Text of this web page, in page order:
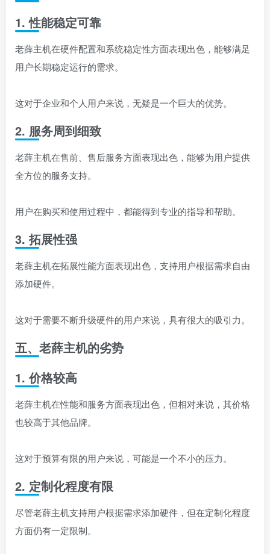
1. 性能稳定可靠
老薛主机在硬件配置和系统稳定性方面表现出色，能够满足
用户长期稳定运行的需求。
这对于企业和个人用户来说，无疑是一个巨大的优势。
2. 服务周到细致
老薛主机在售前、售后服务方面表现出色，能够为用户提供
全方位的服务支持。
用户在购买和使用过程中，都能得到专业的指导和帮助。
3. 拓展性强
老薛主机在拓展性能方面表现出色，支持用户根据需求自由
添加硬件。
这对于需要不断升级硬件的用户来说，具有很大的吸引力。
五、老薛主机的劣势
1. 价格较高
老薛主机在性能和服务方面表现出色，但相对来说，其价格
也较高于其他品牌。
这对于预算有限的用户来说，可能是一个不小的压力。
2. 定制化程度有限
尽管老薛主机支持用户根据需求添加硬件，但在定制化程度
方面仍有一定限制。